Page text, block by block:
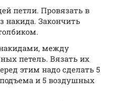
петли. Провязать в
накида. Закончить
между
петель. Вязать их
этим надо сделать 5
и 5 воздушных